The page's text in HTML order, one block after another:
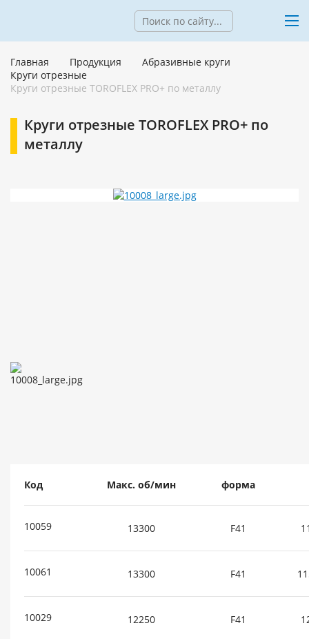
Главная Продукция
Абразивные круги
Круги отрезные
Круги отрезные TOROFLEX PRO+ по металлу
Круги отрезные TOROFLEX PRO+ по
металлу
Код Макс. об/мин форма
10059 13300 F41
10061 13300 F41
10029 12250 F41